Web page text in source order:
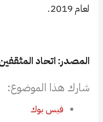
لعام 2019.
المصدر: اتحاد
شارك هذا الموضوع:
فيس بوك